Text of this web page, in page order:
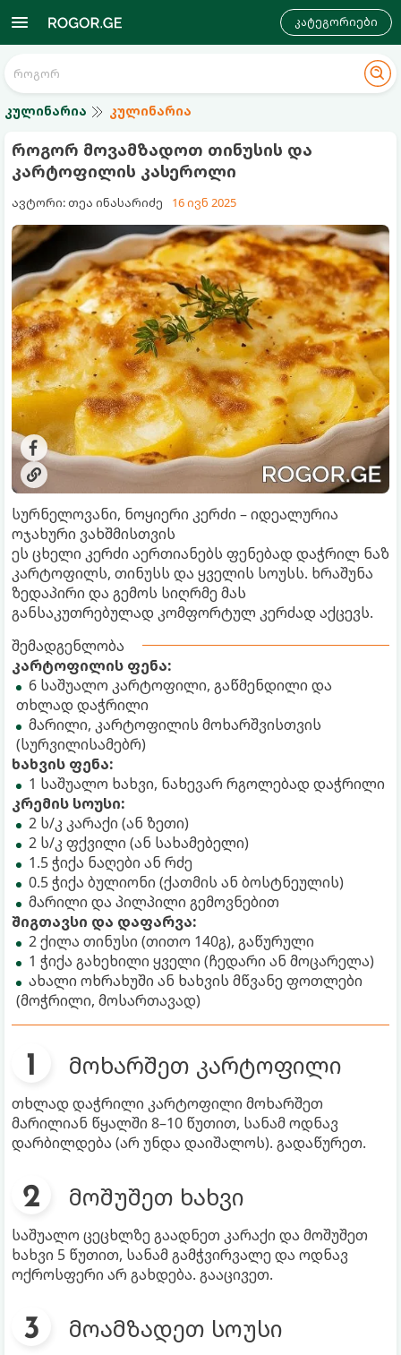
კატეგორიები
კულინარია კულინარია
როგორ მოვამზადოთ თინუსის და
კარტოფილის კასეროლი
ავტორი: თეა ინასარიძე 16 ივნ 2025
სურნელოვანი, ნოყიერი კერძი – იდეალურია
ოჯახური ვახშმისთვის
ეს ცხელი კერძი აერთიანებს ფენებად დაჭრილ ნაზ
კარტოფილს, თინუსს და ყველის სოუსს. ხრაშუნა
ზედაპირი და გემოს სიღრმე მას
განსაკუთრებულად კომფორტულ კერძად აქცევს.
შემადგენლობა
კარტოფილის ფენა:
6 საშუალო კარტოფილი, გაწმენდილი და
თხლად დაჭრილი
მარილი, კარტოფილის მოხარშვისთვის
(სურვილისამებრ)
ხახვის ფენა:
1 საშუალო ხახვი, ნახევარ რგოლებად დაჭრილი
კრემის სოუსი:
2 ს/კ კარაქი (ან ზეთი)
2 ს/კ ფქვილი (ან სახამებელი)
1.5 ჭიქა ნაღები ან რძე
0.5 ჭიქა ბულიონი (ქათმის ან ბოსტნეულის)
მარილი და პილპილი გემოვნებით
შიგთავსი და დაფარვა:
2 ქილა თინუსი (თითო 140გ), გაწურული
1 ჭიქა გახეხილი ყველი (ჩედარი ან მოცარელა)
ახალი ოხრახუში ან ხახვის მწვანე ფოთლები
(მოჭრილი, მოსართავად)
მოხარშეთ კარტოფილი
თხლად დაჭრილი კარტოფილი მოხარშეთ
მარილიან წყალში 8–10 წუთით, სანამ ოდნავ
დარბილდება (არ უნდა დაიშალოს). გადაწურეთ.
მოშუშეთ ხახვი
საშუალო ცეცხლზე გაადნეთ კარაქი და მოშუშეთ
ხახვი 5 წუთით, სანამ გამჭვირვალე და ოდნავ
ოქროსფერი არ გახდება. გააცივეთ.
მოამზადეთ სოუსი